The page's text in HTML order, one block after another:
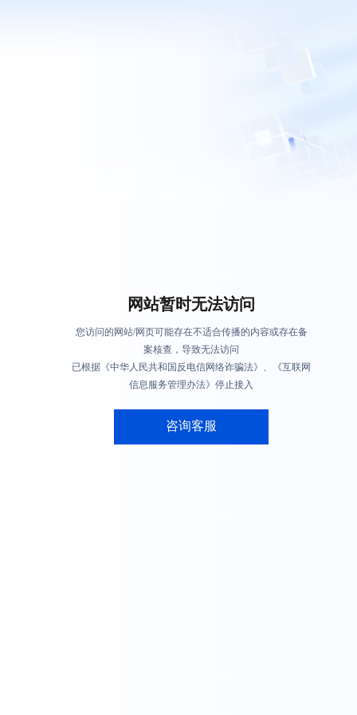
网站暂时无法访问
您访问的网站/网页可能存在不适合传播的内容或存在备
案核查，导致无法访问
已根据《中华人民共和国反电信网络诈骗法》、《互联网
信息服务管理办法》停止接入
咨询客服